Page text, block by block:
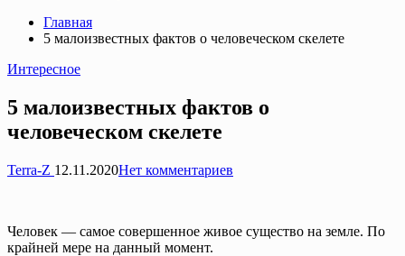
Главная
5 малоизвестных фактов о человеческом скелете
Опубликовано
Интересное
5 малоизвестных фактов о
человеческом скелете
Запись
Terra-Z 12.11.2020Нет комментариев
Человек — самое совершенное живое существо на земле. По
крайней мере на данный момент.